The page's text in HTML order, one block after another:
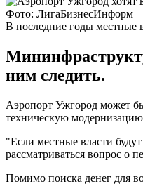
Фото: ЛигаБизнесИнформ
В последние годы местные
ним следить.
Аэропорт Ужгород может
техническую
"Если местные власти
рассматриваться вопрос о
Помимо поиска денег для